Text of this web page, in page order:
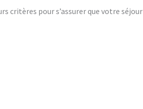
critères pour s’assurer que votre séjour